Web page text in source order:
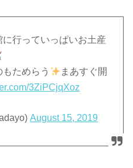
行っていっぱいお土産
ためらう
まあすぐ開
3ZiPCjqXoz
August 15, 2019